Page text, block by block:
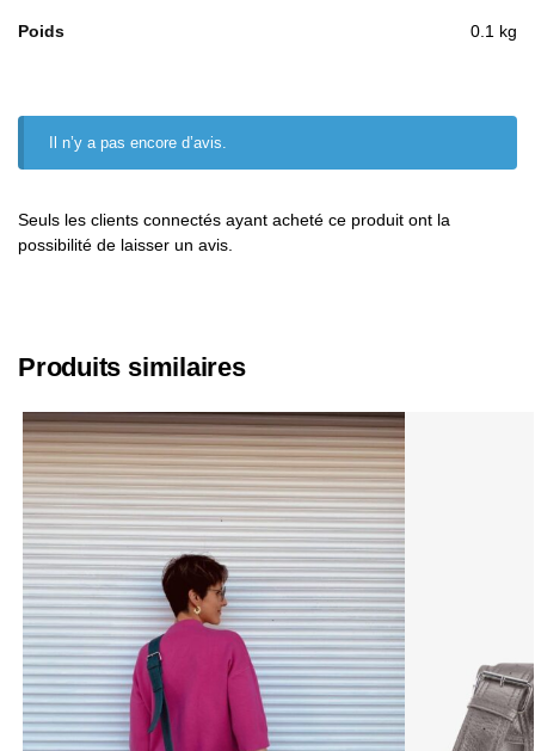
Poids 0.1 kg
Il n’y a pas encore d’avis.
Seuls les clients connectés ayant acheté ce produit ont la
possibilité de laisser un avis.
Produits similaires